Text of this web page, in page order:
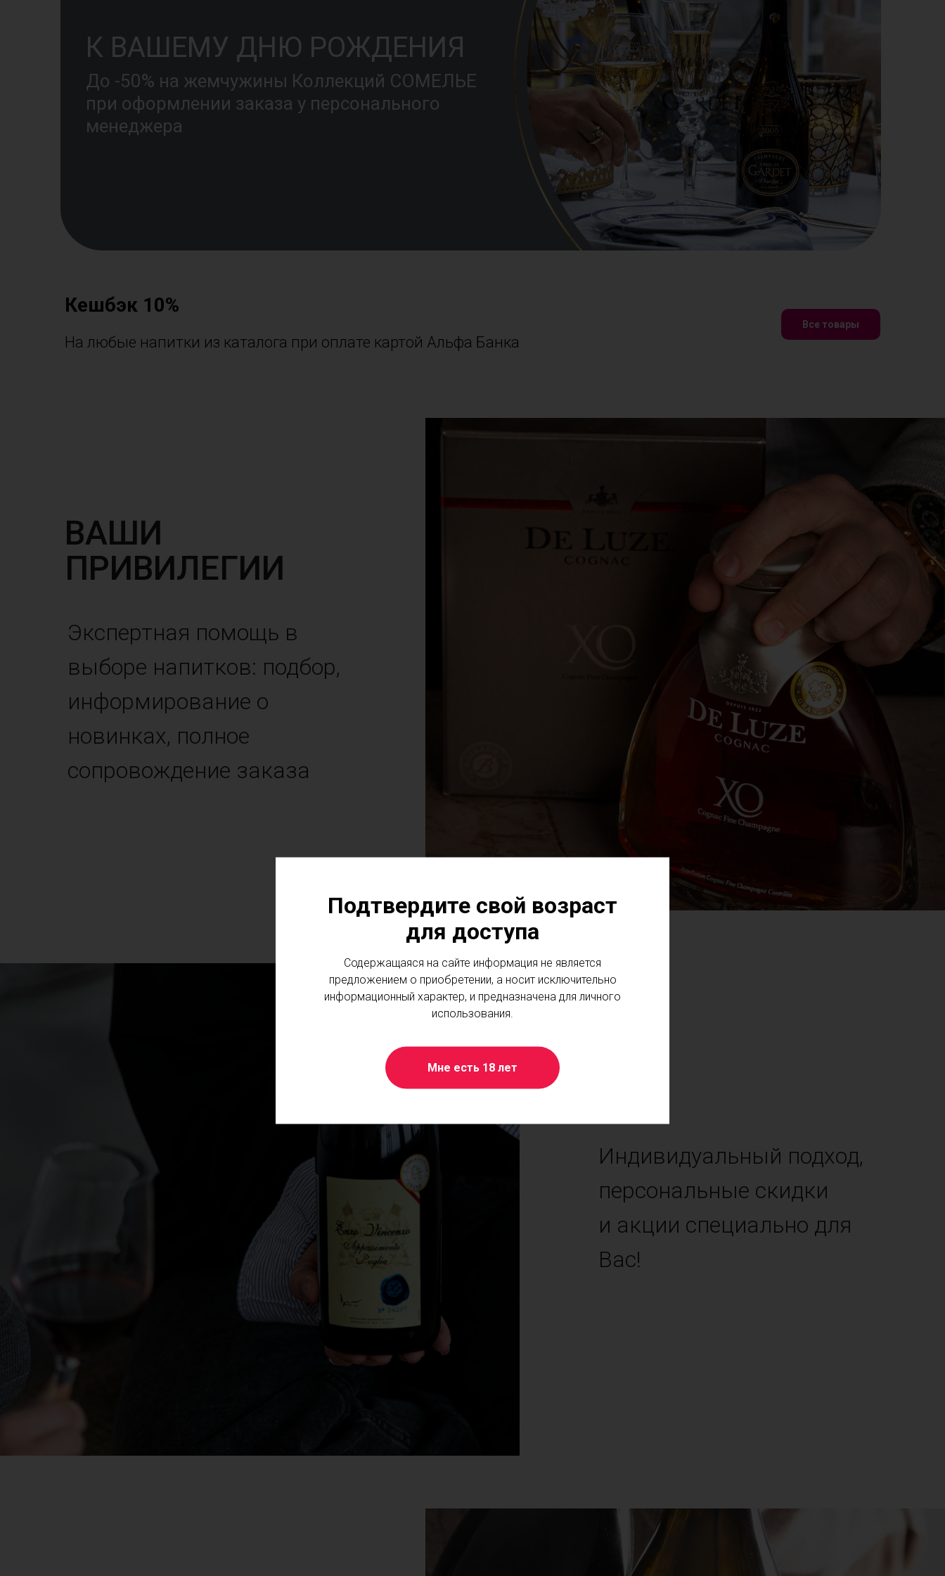
Подтвердите свой возраст
для доступа
Содержащаяся на сайте информация не является
предложением о приобретении, а носит исключительно
информационный характер, и предназначена для личного
использования.
Мне есть 18 лет
К ВАШЕМУ ДНЮ РОЖДЕНИЯ
До -50% на жемчужины Коллекций СОМЕЛЬЕ
при оформлении заказа у персонального
менеджера
Кешбэк 10%
На любые напитки из каталога при оплате картой Альфа Банка
Все товары
ВАШИ
ПРИВИЛЕГИИ
Экспертная помощь в
выборе напитков: подбор,
информирование о
новинках, полное
сопровождение заказа
Индивидуальный подход,
персональные скидки
и акции специально для
Вас!